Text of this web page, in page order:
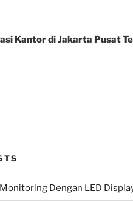
Kantor di Jakarta Pusat
Dengan LED